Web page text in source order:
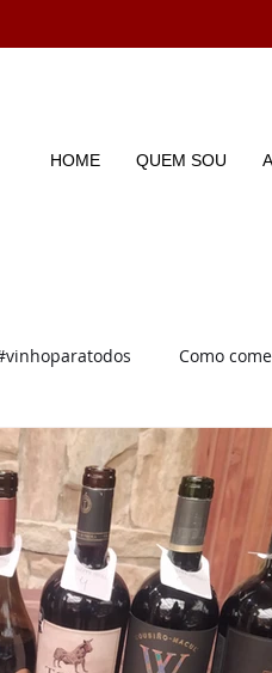
HOME QUEM SOU
Como
Enoturismo Dicas e
Oi! Notas de "Bebelier"